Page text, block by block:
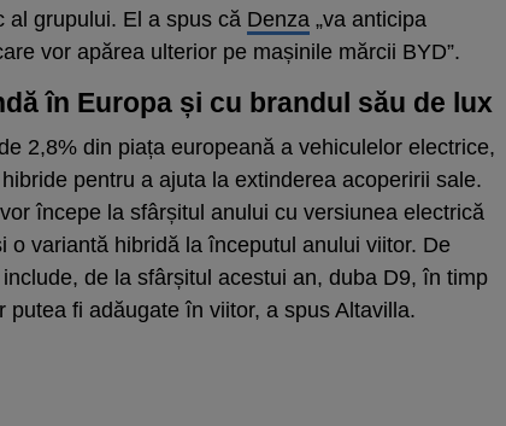
al grupului. El a spus că Denza „va anticipa
vor apărea ulterior pe mașinile mărcii BYD”.
în Europa și cu brandul său de lux
2,8% din piața europeană a vehiculelor electrice,
pentru a ajuta la extinderea acoperirii sale.
începe la sfârșitul anului cu versiunea electrică
o variantă hibridă la începutul anului viitor. De
de la sfârșitul acestui an, duba D9, în timp
putea fi adăugate în viitor, a spus Altavilla.